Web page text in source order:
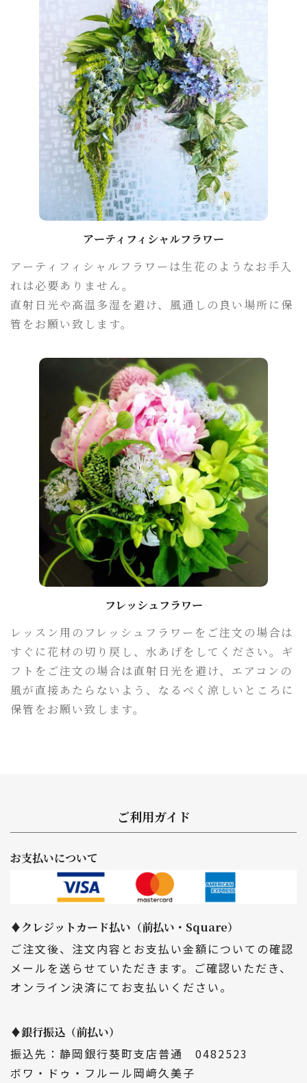
アーティフィシャルフラワー
アーティフィシャルフラワーは生花のようなお手入
れは必要ありません。
直射日光や高温多湿を避け、風通しの良い場所に保
管をお願い致します。
フレッシュフラワー
レッスン用のフレッシュフラワーをご注文の場合は
すぐに花材の切り戻し、水あげをしてください。ギ
フトをご注文の場合は直射日光を避け、エアコンの
風が直接あたらないよう、なるべく涼しいところに
保管をお願い致します。
ご利用ガイド
お支払いについて
♦クレジットカード払い（前払い・Square）
ご注文後、注文内容とお支払い金額についての確認
メールを送らせていただきます。ご確認いただき、
オンライン決済にてお支払いください。
♦銀行振込（前払い）
振込先：静岡銀行葵町支店普通 0482523
ボワ・ドゥ・フルール岡﨑久美子